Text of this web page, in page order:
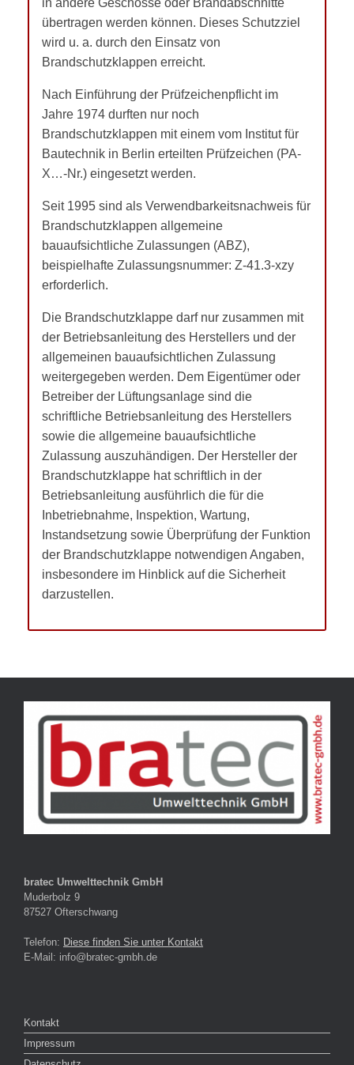
in andere Geschosse oder Brandabschnitte
übertragen werden können. Dieses Schutzziel
wird u. a. durch den Einsatz von
Brandschutzklappen erreicht.
Nach Einführung der Prüfzeichenpflicht im
Jahre 1974 durften nur noch
Brandschutzklappen mit einem vom Institut für
Bautechnik in Berlin erteilten Prüfzeichen (PA-
X…-Nr.) eingesetzt werden.
Seit 1995 sind als Verwendbarkeitsnachweis für
Brandschutzklappen allgemeine
bauaufsichtliche Zulassungen (ABZ),
beispielhafte Zulassungsnummer: Z-41.3-xzy
erforderlich.
Die Brandschutzklappe darf nur zusammen mit
der Betriebsanleitung des Herstellers und der
allgemeinen bauaufsichtlichen Zulassung
weitergegeben werden. Dem Eigentümer oder
Betreiber der Lüftungsanlage sind die
schriftliche Betriebsanleitung des Herstellers
sowie die allgemeine bauaufsichtliche
Zulassung auszuhändigen. Der Hersteller der
Brandschutzklappe hat schriftlich in der
Betriebsanleitung ausführlich die für die
Inbetriebnahme, Inspektion, Wartung,
Instandsetzung sowie Überprüfung der Funktion
der Brandschutzklappe notwendigen Angaben,
insbesondere im Hinblick auf die Sicherheit
darzustellen.
bratec Umwelttechnik GmbH
Muderbolz 9
87527 Ofterschwang
Telefon: Diese finden Sie unter Kontakt
E-Mail: info@bratec-gmbh.de
Kontakt
Impressum